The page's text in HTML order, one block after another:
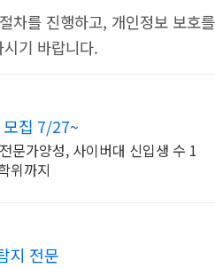
차를 진행하고, 개인정보 보호
기 바랍니다.
모집 7/27~
문가양성, 사이버대 신입생 수 1
위까지
지 전문